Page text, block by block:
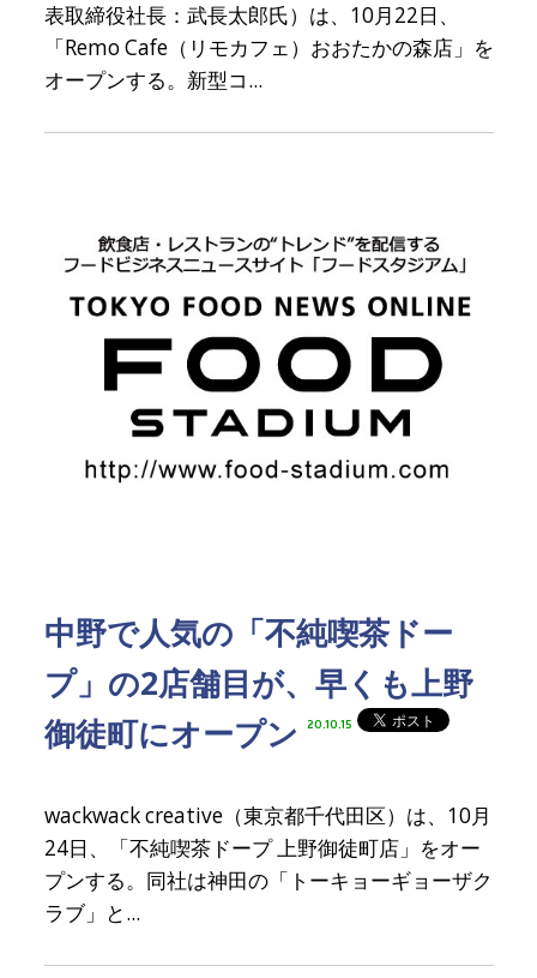
表取締役社長：武長太郎氏）は、10月22日、
「Remo Cafe（リモカフェ）おおたかの森店」を
オープンする。新型コ...
中野で人気の「不純喫茶ドー
プ」の2店舗目が、早くも上野
御徒町にオープン
20.10.15
wackwack creative（東京都千代田区）は、10月
24日、「不純喫茶ドープ 上野御徒町店」をオー
プンする。同社は神田の「トーキョーギョーザク
ラブ」と...